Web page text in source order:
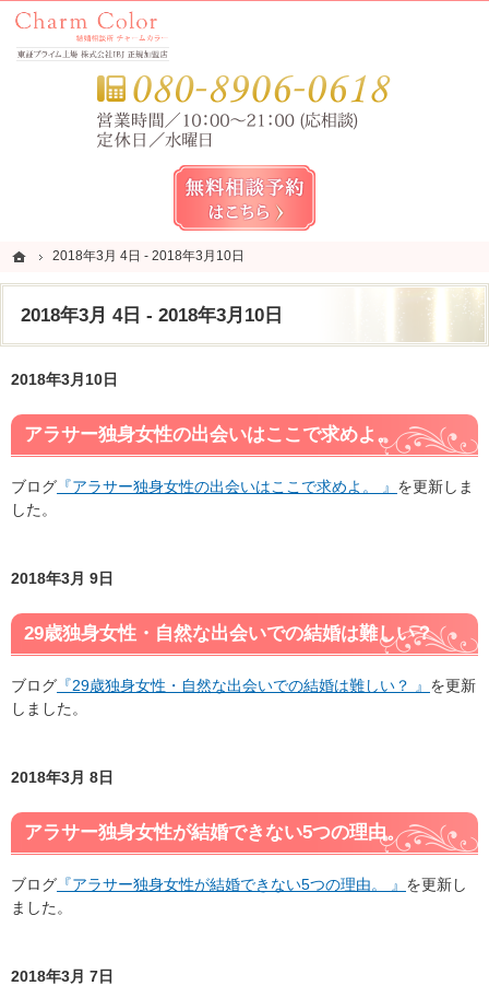
ホーム
2018年3月 4日 - 2018年3月10日
2018年3月 4日 - 2018年3月10日
錦糸町・亀戸・平井の結婚相談所なら当相談所へ。
錦糸町・亀戸・平井の結婚相談所なら短期成婚を目指すCharm Color (チャームカラー)
2018年3月10日
アラサー独身女性の出会いはここで求めよ。
ブログ 『アラサー独身女性の出会いはここで求めよ。 』 を更新しま
した。
2018年3月 9日
29歳独身女性・自然な出会いでの結婚は難しい？
ブログ 『29歳独身女性・自然な出会いでの結婚は難しい？ 』 を更新
しました。
2018年3月 8日
アラサー独身女性が結婚できない5つの理由。
ブログ 『アラサー独身女性が結婚できない5つの理由。 』 を更新し
ました。
2018年3月 7日
ホーム
2018年3月 4日 - 2018年3月10日